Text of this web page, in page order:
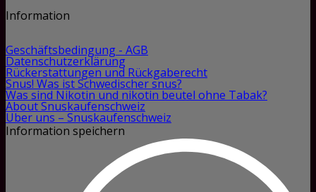
Information
Geschäftsbedingung - AGB
Datenschutzerklärung
Rückerstattungen und Rückgaberecht
Snus! Was ist Schwedischer snus?
Was sind Nikotin und nikotin beutel ohne Tabak?
About Snuskaufenschweiz
Über uns – Snuskaufenschweiz
Information speichern